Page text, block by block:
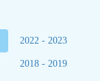
2022 - 2023
2018 - 2019